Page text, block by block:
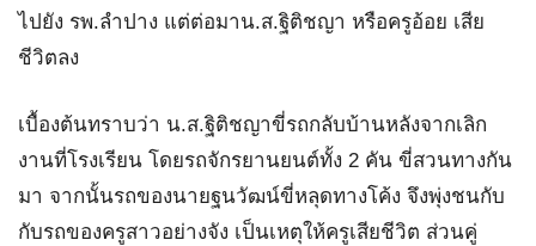
ไปยัง รพ.ลำปาง แต่ต่อมาน.ส.ฐิติชญา หรือครูอ้อย เสีย
ชีวิตลง
เบื้องต้นทราบว่า น.ส.ฐิติชญาขี่รถกลับบ้านหลังจากเลิก
งานที่โรงเรียน โดยรถจักรยานยนต์ทั้ง 2 คัน ขี่สวนทางกัน
มา จากนั้นรถของนายฐนวัฒน์ขี่หลุดทางโค้ง จึงพุ่งชนกับ
กับรถของครูสาวอย่างจัง เป็นเหตุให้ครูเสียชีวิต ส่วนคู่